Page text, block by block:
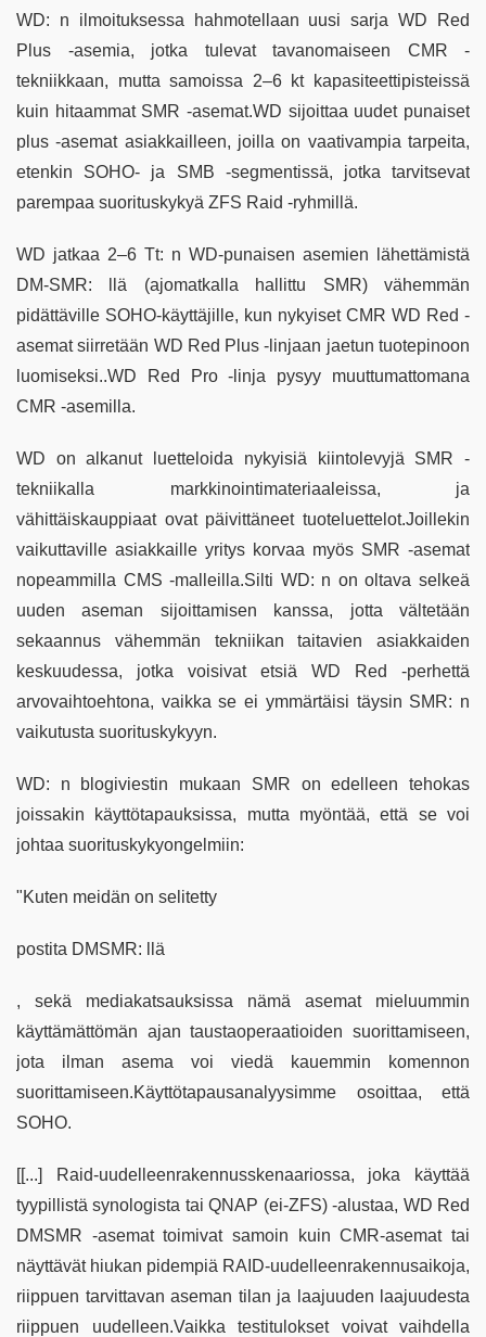
WD: n ilmoituksessa hahmotellaan uusi sarja WD Red
Plus -asemia, jotka tulevat tavanomaiseen CMR -
tekniikkaan, mutta samoissa 2–6 kt kapasiteettipisteissä
kuin hitaammat SMR -asemat.WD sijoittaa uudet punaiset
plus -asemat asiakkailleen, joilla on vaativampia tarpeita,
etenkin SOHO- ja SMB -segmentissä, jotka tarvitsevat
parempaa suorituskykyä ZFS Raid -ryhmillä.
WD jatkaa 2–6 Tt: n WD-punaisen asemien lähettämistä
DM-SMR: llä (ajomatkalla hallittu SMR) vähemmän
pidättäville SOHO-käyttäjille, kun nykyiset CMR WD Red -
asemat siirretään WD Red Plus -linjaan jaetun tuotepinoon
luomiseksi..WD Red Pro -linja pysyy muuttumattomana
CMR -asemilla.
WD on alkanut luetteloida nykyisiä kiintolevyjä SMR -
tekniikalla markkinointimateriaaleissa, ja
vähittäiskauppiaat ovat päivittäneet tuoteluettelot.Joillekin
vaikuttaville asiakkaille yritys korvaa myös SMR -asemat
nopeammilla CMS -malleilla.Silti WD: n on oltava selkeä
uuden aseman sijoittamisen kanssa, jotta vältetään
sekaannus vähemmän tekniikan taitavien asiakkaiden
keskuudessa, jotka voisivat etsiä WD Red -perhettä
arvovaihtoehtona, vaikka se ei ymmärtäisi täysin SMR: n
vaikutusta suorituskykyyn.
WD: n blogiviestin mukaan SMR on edelleen tehokas
joissakin käyttötapauksissa, mutta myöntää, että se voi
johtaa suorituskykyongelmiin:
"Kuten meidän on selitetty
postita DMSMR: llä
, sekä mediakatsauksissa nämä asemat mieluummin
käyttämättömän ajan taustaoperaatioiden suorittamiseen,
jota ilman asema voi viedä kauemmin komennon
suorittamiseen.Käyttötapausanalyysimme osoittaa, että
SOHO.
[[...] Raid-uudelleenrakennusskenaariossa, joka käyttää
tyypillistä synologista tai QNAP (ei-ZFS) -alustaa, WD Red
DMSMR -asemat toimivat samoin kuin CMR-asemat tai
näyttävät hiukan pidempiä RAID-uudelleenrakennusaikoja,
riippuen tarvittavan aseman tilan ja laajuuden laajuudesta
riippuen uudelleen.Vaikka testitulokset voivat vaihdella